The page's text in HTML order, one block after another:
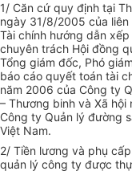
1/ Căn cứ quy định tại
ngày 31/8/2005 của liên
Tài chính hướng dẫn
chuyên trách Hội đồng
Tổng giám đốc, Phó
báo cáo quyết toán tài
năm 2006 của Công ty
– Thương binh và Xã
Công ty Quản lý đường
Việt Nam.
2/ Tiền lương và phụ
quản lý công ty được